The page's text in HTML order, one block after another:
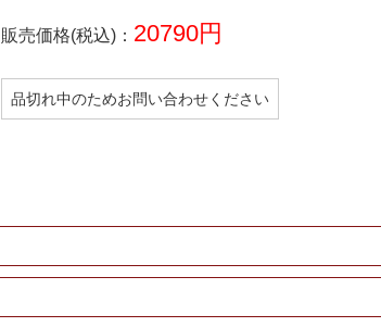
販売価格(税込)： 20790円
品切れ中のためお問い合わせください